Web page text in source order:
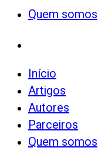
Quem somos
Início
Artigos
Autores
Parceiros
Quem somos